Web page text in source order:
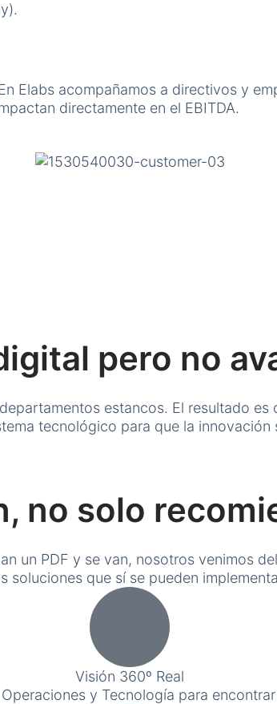
Elabs acompañamos a directivos y
directamente en el EBITDA.
pero no
estancos. El resultado
tecnológico para que la innovación
no solo
un PDF y se van, nosotros venimos
que sí se pueden
Visión 360º Real
y Tecnología para